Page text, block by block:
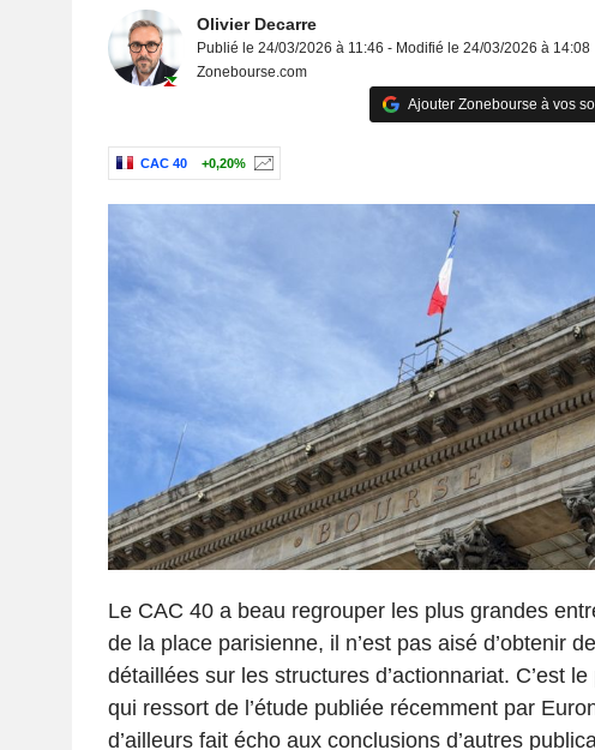
Olivier Decarre
Publié le 24/03/2026 à 11:46 - Modifié le 24/03/2026 à 14:08
Zonebourse.com
Ajouter Zonebourse à vos
CAC 40 +0,20%
Le CAC 40 a beau regrouper les plus grandes
de la place parisienne, il n’est pas aisé d’obtenir
détaillées sur les structures d’actionnariat. C’est
qui ressort de l’étude publiée récemment par
d’ailleurs fait écho aux conclusions d’autres